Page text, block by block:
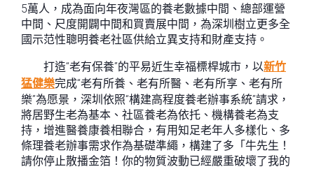
5萬人，成為面向年夜灣區的養老數據中間、總部運營
中間、尺度開闢中間和買賣展中間，為深圳樹立更多全
國示范性聰明養老社區供給立異支持和財產支持。
打造“老有保養”的平易近生幸福標桿城市，以新竹
猛健樂完成“老有所養、老有所醫、老有所享、老有所
樂”為愿景，深圳依照“構建高程度養老辦事系統”請求，
將居野生老為基本、社區養老為依托、機構養老為支
持，增進醫養康養相聯合，有用知足老年人多樣化、多
條理養老辦事需求作為基礎準繩，構建了多「牛先生！
請你停止散播金箔！你的物質波動已經嚴重破壞了我的